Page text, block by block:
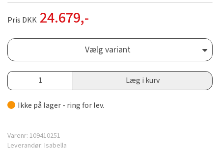
Pris DKK 24.679,-
Vælg variant
Læg i kurv
Ikke på lager - ring for lev.
Varenr: 109410251
Leverandør: Isabella